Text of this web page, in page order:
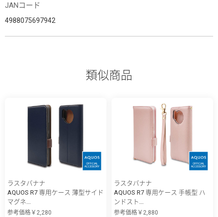
JANコード
4988075697942
類似商品
ラスタバナナ
AQUOS R7 専用ケース 薄型サイド
マグネ...
参考価格￥2,280
ラスタバナナ
AQUOS R7 専用ケース 手帳型 ハ
ンドスト...
参考価格￥2,880